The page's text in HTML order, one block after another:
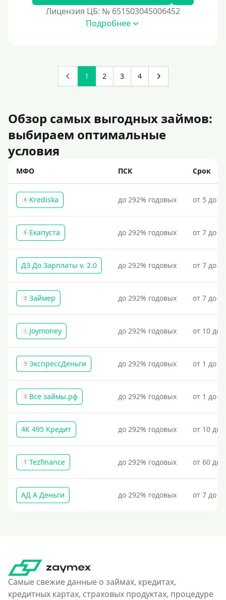
Лицензия ЦБ: № 651503045006452
Подробнее
1 2 3 4
Обзор самых выгодных займов:
выбираем оптимальные
условия
МФО ПСК Срок
K Krediska до 292% годовых от 5 до
Е Екапуста до 292% годовых от 7 до
ДЗ До Зарплаты v. 2.0 до 292% годовых от 7 до
З Займер до 292% годовых от 7 до
J Joymoney до 292% годовых от 10 до
Э ЭкспрессДеньги до 292% годовых от 1 до
З Все займы.рф до 292% годовых от 1 до
4К 495 Кредит до 292% годовых от 10 до
T Tezfinance до 292% годовых от 60 до
АД А Деньги до 292% годовых от 7 до
Самые свежие данные о займах, кредитах,
кредитных картах, страховых продуктах, процедуре